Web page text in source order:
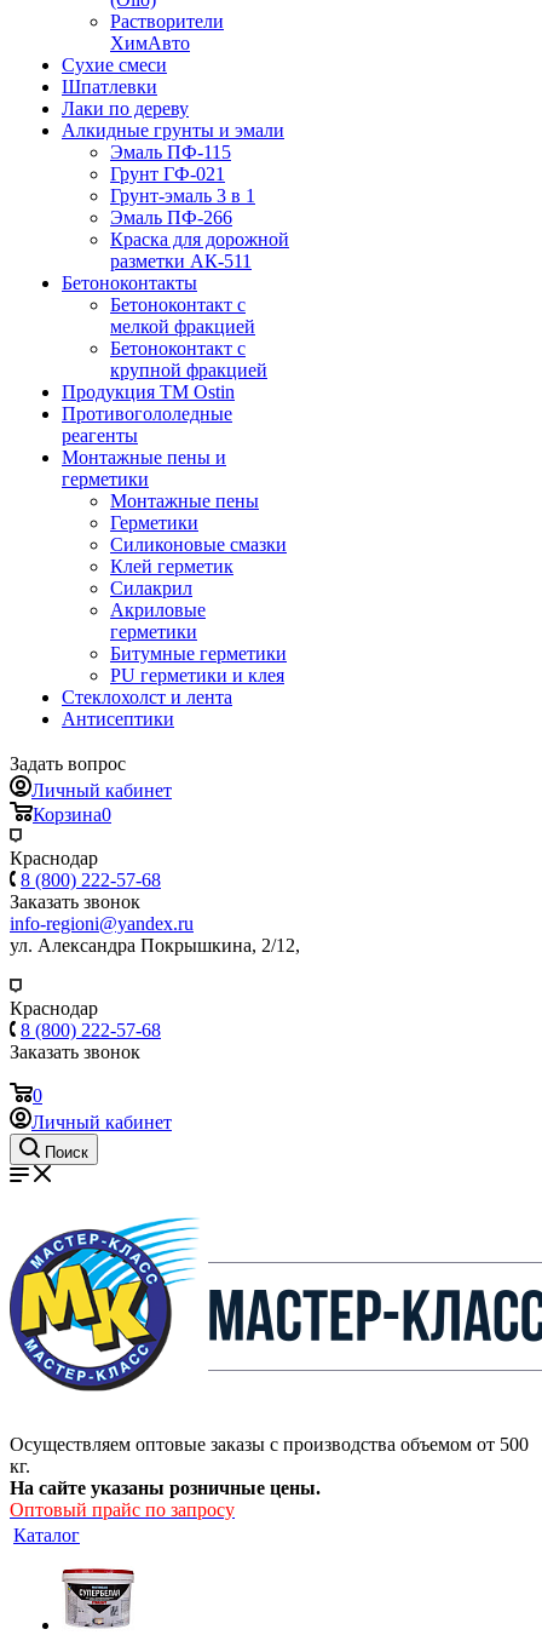
Растворители
ХимАвто
Сухие смеси
Шпатлевки
Лаки по дереву
Алкидные грунты и эмали
Эмаль ПФ-115
Грунт ГФ-021
Грунт-эмаль 3 в 1
Эмаль ПФ-266
Краска для дорожной
разметки АК-511
Бетоноконтакты
Бетоноконтакт с
мелкой фракцией
Бетоноконтакт с
крупной фракцией
Продукция ТМ Ostin
Противогололедные
реагенты
Монтажные пены и
герметики
Монтажные пены
Герметики
Силиконовые смазки
Клей герметик
Силакрил
Акриловые
герметики
Битумные герметики
PU герметики и клея
Стеклохолст и лента
Антисептики
Задать вопрос
Личный кабинет
Корзина0
Краснодар
8 (800) 222-57-68
Заказать звонок
info-regioni@yandex.ru
ул. Александра Покрышкина, 2/12,
Краснодар
8 (800) 222-57-68
Заказать звонок
0
Личный кабинет
Поиск
Осуществляем оптовые заказы с производства объемом от 500
кг.
На сайте указаны розничные цены.
Оптовый прайс по запросу
Каталог